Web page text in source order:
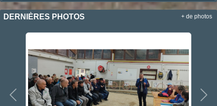
DERNIÈRES PHOTOS
Précedent
+ de photos